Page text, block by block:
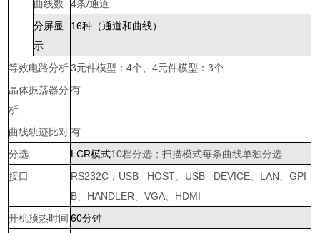
曲线数
4条/通道
分屏显
示
16种（通道和曲线）
等效电路分析 3元件模型：4个、4元件模型：3个
晶体振荡器分
析
有
曲线轨迹比对 有
分选
LCR模式10档分选；扫描模式每条曲线单独分选
接口
RS232C ， USB HOST USB DEVICE LAN 、GPI
B
HANDLER 、VGA
HDMI
开机预热时间 60分钟